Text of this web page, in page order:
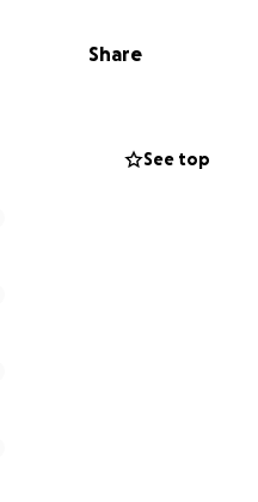
enormes y, aunque
gratitud, acepto la
Share
See top